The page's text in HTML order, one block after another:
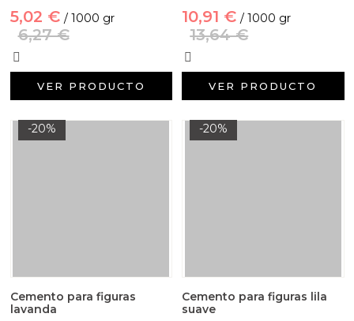
5,02 € / 1000 gr
6,27 €
VER PRODUCTO
10,91 € / 1000 gr
13,64 €
VER PRODUCTO
-20%
Cemento para figuras
lavanda
-20%
Cemento para figuras lila
suave